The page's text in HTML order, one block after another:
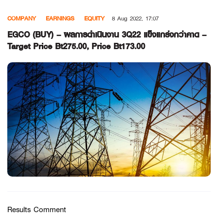
content
COMPANY EARNINGS EQUITY 8 Aug 2022, 17:07
EGCO (BUY) – ผลการดำเนินงาน 3Q22 แข็งแกร่งกว่าคาด –
Target Price Bt275.00, Price Bt173.00
Results Comment